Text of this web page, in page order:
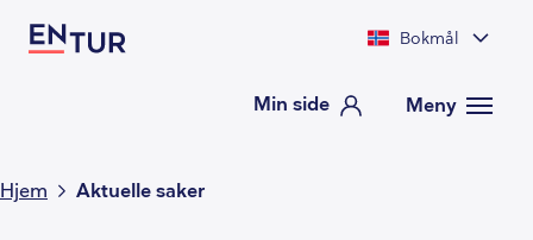
Bokmål
Min side Meny
Hjem Aktuelle saker